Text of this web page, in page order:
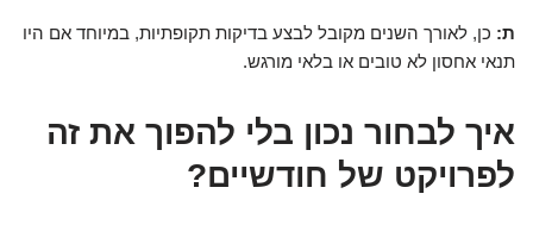
ת: כן, לאורך השנים מקובל לבצע בדיקות תקופתיות, במיוחד אם היו
תנאי אחסון לא טובים או בלאי מורגש.
איך לבחור נכון בלי להפוך את זה
לפרויקט של חודשיים?